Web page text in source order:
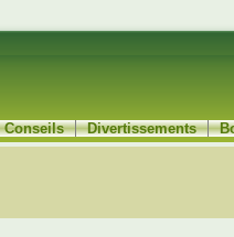
Conseils Divertissements